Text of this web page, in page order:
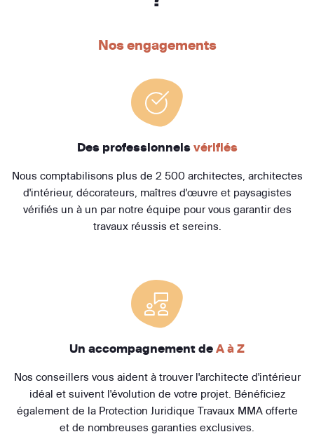
Nos engagements
Des professionnels vérifiés
Nous comptabilisons plus de 2 500 architectes, architectes
d'intérieur, décorateurs, maîtres d'œuvre et paysagistes
vérifiés un à un par notre équipe pour vous garantir des
travaux réussis et sereins.
Un accompagnement de A à Z
Nos conseillers vous aident à trouver l'architecte d'intérieur
idéal et suivent l'évolution de votre projet. Bénéficiez
également de la Protection Juridique Travaux MMA offerte
et de nombreuses garanties exclusives.